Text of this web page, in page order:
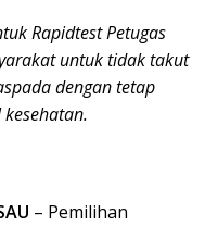
Rapidtest Petugas
untuk tidak takut
dengan tetap
– Pemilihan